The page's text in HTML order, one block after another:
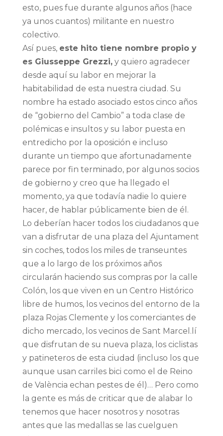
esto, pues fue durante algunos años (hace
ya unos cuantos) militante en nuestro
colectivo.
Así pues, este hito tiene nombre propio y
es Giusseppe Grezzi,y quiero agradecer
desde aquí su labor en mejorar la
habitabilidad de esta nuestra ciudad. Su
nombre ha estado asociado estos cinco años
de “gobierno del Cambio” a toda clase de
polémicas e insultos y su labor puesta en
entredicho por la oposición e incluso
durante un tiempo que afortunadamente
parece por fin terminado, por algunos socios
de gobierno y creo que ha llegado el
momento, ya que todavía nadie lo quiere
hacer, de hablar públicamente bien de él.
Lo deberían hacer todos los ciudadanos que
van a disfrutar de una plaza del Ajuntament
sin coches, todos los miles de transeuntes
que a lo largo de los próximos años
circularán haciendo sus compras por la calle
Colón, los que viven en un Centro Histórico
libre de humos, los vecinos del entorno de la
plaza Rojas Clemente y los comerciantes de
dicho mercado, los vecinos de Sant Marcel.lí
que disfrutan de su nueva plaza, los ciclistas
y patineteros de esta ciudad (incluso los que
aunque usan carriles bici como el de Reino
de València echan pestes de él)… Pero como
la gente es más de criticar que de alabar lo
tenemos que hacer nosotros y nosotras
antes que las medallas se las cuelguen